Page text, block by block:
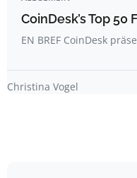
CoinDesk’s Top
EN BREF CoinDesk
Christina Vogel